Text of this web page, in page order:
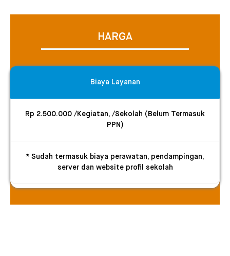
HARGA
Biaya Layanan
Rp 2.500.000 /Kegiatan, /Sekolah (Belum Termasuk
PPN)
* Sudah termasuk biaya perawatan, pendampingan,
server dan website profil sekolah